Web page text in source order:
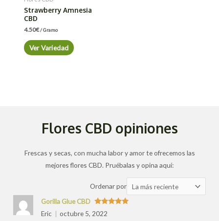
Strawberry Amnesia
CBD
4.50€/ Gramo
Ver Variedad
Flores CBD opiniones
Frescas y secas, con mucha labor y amor te ofrecemos las
mejores flores CBD. Pruébalas y opina aquí:
Ordenar por Ordenar
las
Valorado
con
Gorilla Glue CBD
Eric
octubre 5, 2022